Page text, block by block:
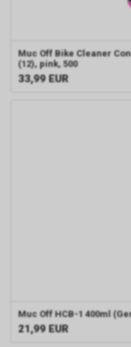
Muc Off Bike Cleaner
(12), pink, 500
33,99 EUR
Muc Off HCB-1 400ml
21,99 EUR